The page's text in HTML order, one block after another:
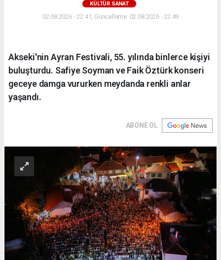
KÜLTÜR SANAT
02.08.2026 - 22:41, Güncelleme: 02.08.2026 - 22:49
Akseki'nin Ayran Festivali, 55. yılında binlerce kişiyi
buluşturdu. Safiye Soyman ve Faik Öztürk konseri
geceye damga vururken meydanda renkli anlar
yaşandı.
ABONE OL